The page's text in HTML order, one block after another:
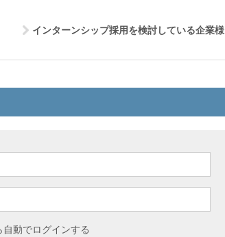
インターンシップ採用を検討している企業
自動でログインする